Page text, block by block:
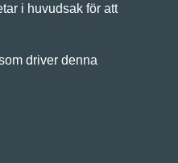
i huvudsak för att
driver denna